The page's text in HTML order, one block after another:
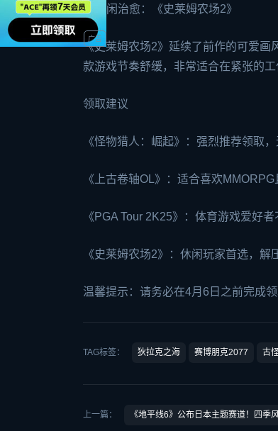
4. 休闲治愈：《史莱姆农场2》
《史莱姆农场2》延续了前作的可爱画
款游戏节奏舒缓，非常适合在紧张的工
领取建议
《怪物猎人：崛起》：强烈推荐领取
《上古卷轴OL》：适合喜欢
《PGA Tour 2K25》：体育游戏爱好者
《史莱姆农场2》：休闲玩家首选，解
温馨提示：请务必在4月6日之前完成
TAG标签： 狄拉克之海 赛博朋克2077 古
上一篇： 《地平线6》公布日本主题赛道！四季